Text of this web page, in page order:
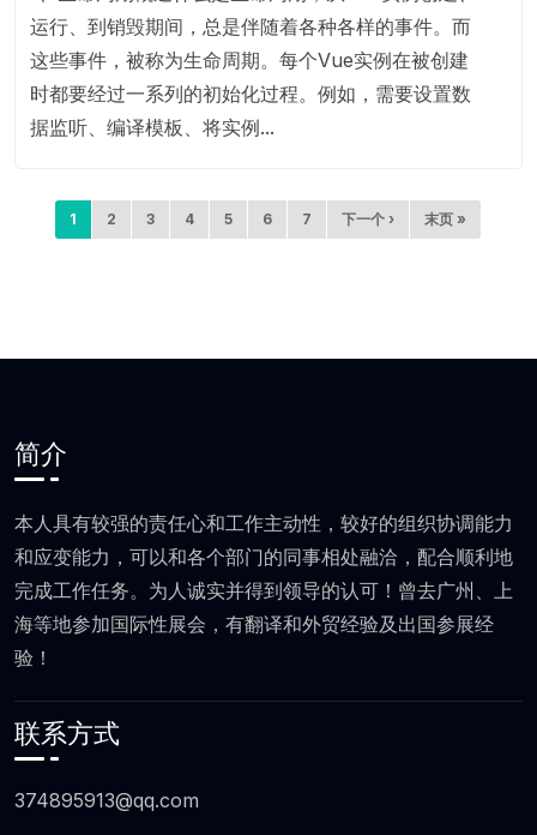
运行、到销毁期间，总是伴随着各种各样的事件。而
这些事件，被称为生命周期。每个Vue实例在被创建
时都要经过一系列的初始化过程。例如，需要设置数
据监听、编译模板、将实例...
当前页
1 页面
2 页面
3 页面
4 页面
5 页面
6 页面
7 下一页
下一个 › 末页
末页 »
简介
本人具有较强的责任心和工作主动性，较好的组织协调能力
和应变能力，可以和各个部门的同事相处融洽，配合顺利地
完成工作任务。为人诚实并得到领导的认可！曾去广州、上
海等地参加国际性展会，有翻译和外贸经验及出国参展经
验！
联系方式
374895913@qq.com